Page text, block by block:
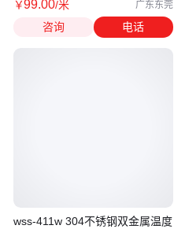
￥99.00/米 广东东莞
咨询 电话
wss-411w 304不锈钢双金属温度